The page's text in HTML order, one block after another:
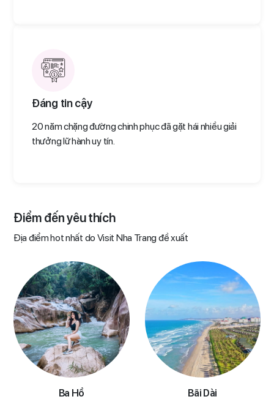
Đáng tin cậy
20 năm chặng đường chinh phục đã gặt hái nhiều giải
thưởng lữ hành uy tín.
Điểm đến yêu thích​
Địa điểm hot nhất do Visit Nha Trang đề xuất
Ba Hồ Bãi Dài